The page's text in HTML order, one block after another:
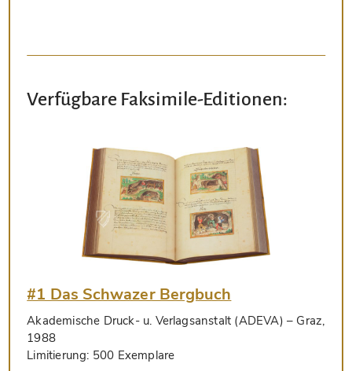
Verfügbare Faksimile-Editionen:
#1 Das Schwazer Bergbuch
Akademische Druck- u. Verlagsanstalt (ADEVA) – Graz,
1988
Limitierung: 500 Exemplare